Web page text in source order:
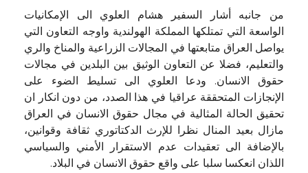
من جانبه أشار السفير هشام العلوي الى الإمكانيات
الواسعة التي تمتلكها المملكة الهولندية واوجه التعاون التي
يواصل العراق متابعتها في المجالات الزراعية والمناخ والري
والتعليم، فضلا عن التعاون الوثيق بين البلدين في مجالات
حقوق الانسان. ودعا العلوي الى تسليط الضوء على
الإنجازات المتحققة عراقيا في هذا الصدد، من دون انكار ان
تحقيق الحالة المثالية في مجال حقوق الانسان في العراق
مازال بعيد المنال نظرا للإرث الدكتاتوري ثقافة وقوانين،
بالإضافة الى تعقيدات عدم الاستقرار الأمني والسياسي
اللذان انعكسا سلبا على واقع حقوق الانسان في البلاد.